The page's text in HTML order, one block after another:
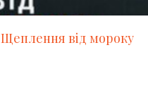
Щеплення від мороку